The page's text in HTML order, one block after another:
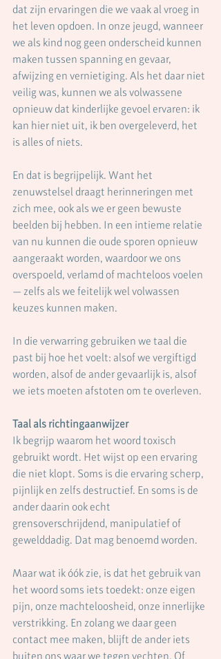
dat zijn ervaringen die we vaak al vroeg in
het leven opdoen. In onze jeugd, wanneer
we als kind nog geen onderscheid kunnen
maken tussen spanning en gevaar,
afwijzing en vernietiging. Als het daar niet
veilig was, kunnen we als volwassene
opnieuw dat kinderlijke gevoel ervaren: ik
kan hier niet uit, ik ben overgeleverd, het
is alles of niets.
En dat is begrijpelijk. Want het
zenuwstelsel draagt herinneringen met
zich mee, ook als we er geen bewuste
beelden bij hebben. In een intieme relatie
van nu kunnen die oude sporen opnieuw
aangeraakt worden, waardoor we ons
overspoeld, verlamd of machteloos voelen
— zelfs als we feitelijk wel volwassen
keuzes kunnen maken.
In die verwarring gebruiken we taal die
past bij hoe het voelt: alsof we vergiftigd
worden, alsof de ander gevaarlijk is, alsof
we iets moeten afstoten om te overleven.
Taal als richtingaanwijzer
Ik begrijp waarom het woord toxisch
gebruikt wordt. Het wijst op een ervaring
die niet klopt. Soms is die ervaring scherp,
pijnlijk en zelfs destructief. En soms is de
ander daarin ook echt
grensoverschrijdend, manipulatief of
gewelddadig. Dat mag benoemd worden.
Maar wat ik óók zie, is dat het gebruik van
het woord soms iets toedekt: onze eigen
pijn, onze machteloosheid, onze innerlijke
verstrikking. En zolang we daar geen
contact mee maken, blijft de ander iets
buiten ons waar we tegen vechten. Of